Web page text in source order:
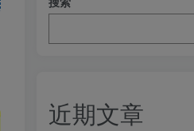
近期文章